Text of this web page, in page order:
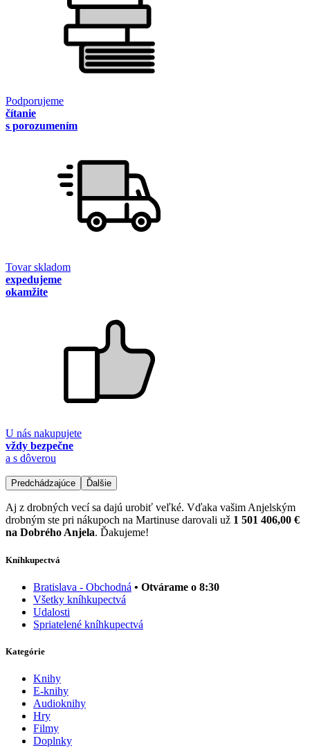
Podporujeme
čítanie
s porozumením
Tovar skladom
expedujeme
okamžite
U nás nakupujete
vždy bezpečne
a s dôverou
Predchádzajúce Ďalšie
Aj z drobných vecí sa dajú urobiť veľké. Vďaka vašim Anjelským
drobným ste pri nákupoch na Martinuse darovali už 1 501 406,00 €
na Dobrého Anjela. Ďakujeme!
Kníhkupectvá
Bratislava - Obchodná • Otvárame o 8:30
Všetky kníhkupectvá
Udalosti
Spriatelené kníhkupectvá
Kategórie
Knihy
E-knihy
Audioknihy
Hry
Filmy
Doplnky